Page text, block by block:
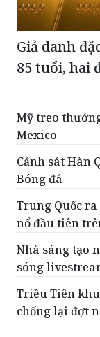
Giả danh
85 tuổi, hai
Mỹ treo
Cảnh sát Hàn
Bóng đá
Trung Quốc ra
nổ đầu tiên
Nhà sáng tạo
sóng
Triều Tiên
chống lại đợt
ĐỌC